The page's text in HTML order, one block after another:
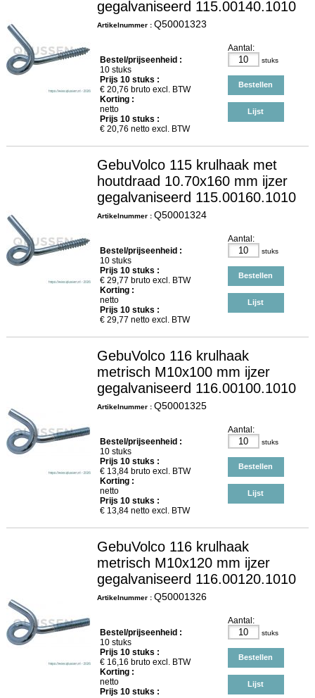
gegalvaniseerd 115.00140.1010
Artikelnummer : Q50001323
Bestel/prijseenheid :
10 stuks
Prijs 10stuks :
€ 20,76 bruto excl. BTW
Korting :
netto
Prijs 10stuks :
€ 20,76 netto excl. BTW
Aantal:
stuks
Bestellen
Lijst
GebuVolco 115 krulhaak met
houtdraad 10.70x160 mm ijzer
gegalvaniseerd 115.00160.1010
Artikelnummer : Q50001324
Bestel/prijseenheid :
10 stuks
Prijs 10stuks :
€ 29,77 bruto excl. BTW
Korting :
netto
Prijs 10stuks :
€ 29,77 netto excl. BTW
Aantal:
stuks
Bestellen
Lijst
GebuVolco 116 krulhaak
metrisch M10x100 mm ijzer
gegalvaniseerd 116.00100.1010
Artikelnummer : Q50001325
Bestel/prijseenheid :
10 stuks
Prijs 10stuks :
€ 13,84bruto excl. BTW
Korting :
netto
Prijs 10stuks :
€ 13,84netto excl. BTW
Aantal:
stuks
Bestellen
Lijst
GebuVolco 116 krulhaak
metrisch M10x120 mm ijzer
gegalvaniseerd 116.00120.1010
Artikelnummer : Q50001326
Bestel/prijseenheid :
10 stuks
Prijs 10stuks :
€ 16,16 bruto excl. BTW
Korting :
netto
Prijs 10stuks :
Aantal:
stuks
Bestellen
Lijst